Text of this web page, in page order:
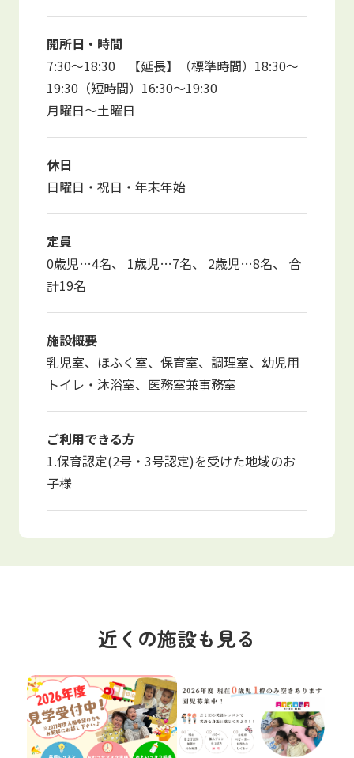
サイトマップ ニチイ学館オフィシャルサイト
開所日・時間
7:30～18:30 【延長】（標準時間）18:30～
19:30（短時間）16:30～19:30
月曜日～土曜日
休日
日曜日・祝日・年末年始
定員
0歳児…4名、 1歳児…7名、 2歳児…8名、 合
計19名
施設概要
乳児室、ほふく室、保育室、調理室、幼児用
トイレ・沐浴室、医務室兼事務室
ご利用できる方
1.保育認定(2号・3号認定)を受けた地域のお
子様
近くの施設も見る